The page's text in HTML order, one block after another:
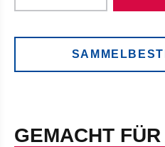
GEMACHT